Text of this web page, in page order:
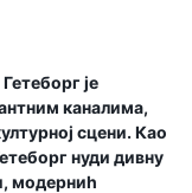
је
каналима,
сцени. Као
нуди дивну
модерниһ